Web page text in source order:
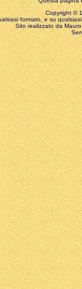
Copyright ©
formato, e su
Sito realizzato da